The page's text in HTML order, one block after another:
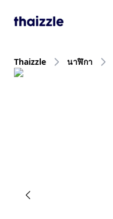
Thaizzle นาฬิกา